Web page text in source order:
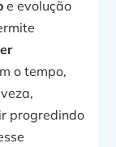
e evolução
o tempo,
progredindo